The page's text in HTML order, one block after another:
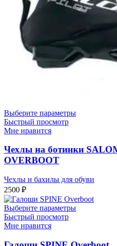
Выберите параметры
Быстрый просмотр
Мне нравится
Чехлы на ботинки
OVERBOOT
Чехлы и бахилы для обуви
2500 ₽
Выберите параметры
Быстрый просмотр
Мне нравится